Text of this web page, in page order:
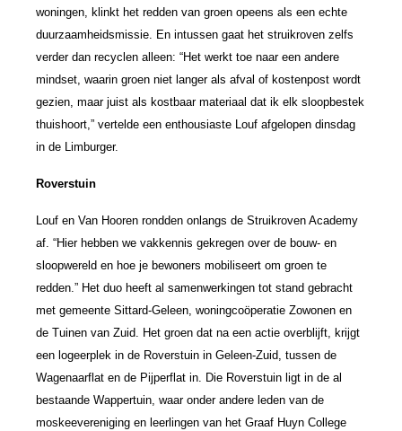
woningen, klinkt het redden van groen opeens als een echte
duurzaamheidsmissie. En intussen gaat het struikroven zelfs
verder dan recyclen alleen: “Het werkt toe naar een andere
mindset, waarin groen niet langer als afval of kostenpost wordt
gezien, maar juist als kostbaar materiaal dat ik elk sloopbestek
thuishoort,” vertelde een enthousiaste Louf afgelopen dinsdag
in de Limburger.
Roverstuin
Louf en Van Hooren rondden onlangs de Struikroven Academy
af. “Hier hebben we vakkennis gekregen over de bouw- en
sloopwereld en hoe je bewoners mobiliseert om groen te
redden.” Het duo heeft al samenwerkingen tot stand gebracht
met gemeente Sittard-Geleen, woningcoöperatie Zowonen en
de Tuinen van Zuid. Het groen dat na een actie overblijft, krijgt
een logeerplek in de Roverstuin in Geleen-Zuid, tussen de
Wagenaarflat en de Pijperflat in. Die Roverstuin ligt in de al
bestaande Wappertuin, waar onder andere leden van de
moskeevereniging en leerlingen van het Graaf Huyn College